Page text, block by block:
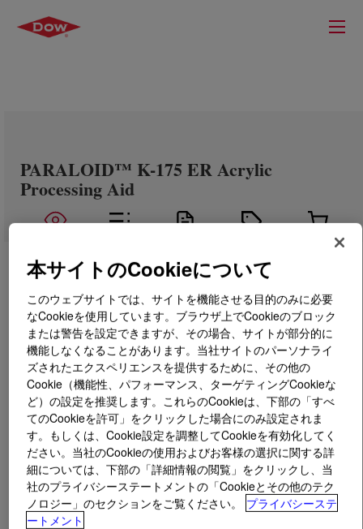
PARALOID™ K-175 ER Acrylic
Processing Aid
とは PARALOID™ K-175 ER Acrylic Processing Aid
Polymeric lubricant that provides excellent hot metal
release characteristics without affecting the clarity or
compatibility of the vinyl (PVC) itself or of the finished
parts.
本サイトのCookieについて
このウェブサイトでは、サイトを機能させる目的のみに必要
なCookieを使用しています。ブラウザ上でCookieのブロック
または警告を設定できますが、その場合、サイトが部分的に
機能しなくなることがあります。当社サイトのパーソナライ
ズされたエクスペリエンスを提供するために、その他の
Cookie（機能性、パフォーマンス、ターゲティングCookieな
ど）の設定を推奨します。これらのCookieは、下部の「すべ
てのCookieを許可」をクリックした場合にのみ設定されま
す。もしくは、Cookie設定を調整してCookieを有効化してく
ださい。当社のCookieの使用およびお客様の選択に関する詳
細については、下部の「詳細情報の閲覧」をクリックし、当
社のプライバシーステートメントの「Cookieとその他のテク
ノロジー」のセクションをご覧ください。
プライバシーステ
ートメント